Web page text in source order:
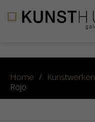
Home / Kunstwerken
Rojo